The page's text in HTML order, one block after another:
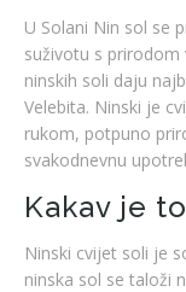
U Solani Nin sol se
suživotu s prirodom
ninskih soli daju
Velebita. Ninski je
rukom, potpuno
svakodnevnu
Kakav je
Ninski cvijet soli je
ninska sol se taloži